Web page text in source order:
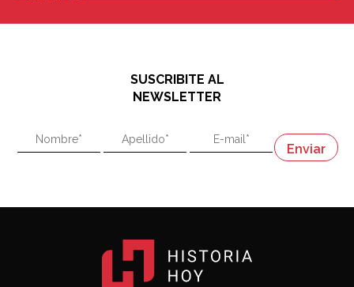
"En política, la estupidez no es una desventaja"
"En política, la estupidez no es una desventaja"
Napoleón
SUSCRIBITE AL
NEWSLETTER